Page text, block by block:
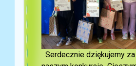
Serdecznie dziękujemy za